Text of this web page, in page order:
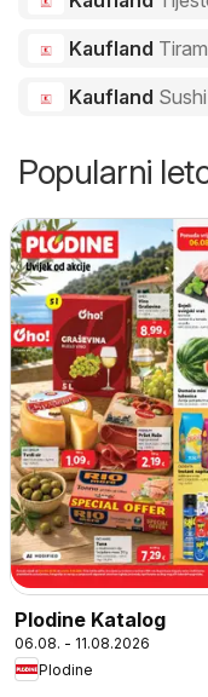
Kaufland
Kaufland Sushi
Popularni
Plodine Katalog
06.08. - 11.08.2026
Plodine